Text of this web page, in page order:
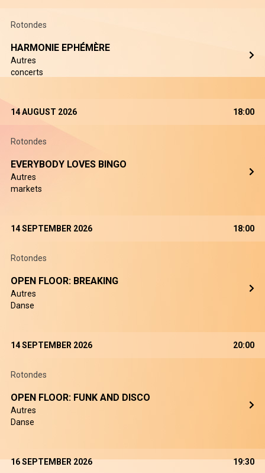
Rotondes
HARMONIE EPHÉMÈRE
Autres
concerts
14 AUGUST 2026 18:00
Rotondes
EVERYBODY LOVES BINGO
Autres
markets
14 SEPTEMBER 2026 18:00
Rotondes
OPEN FLOOR: BREAKING
Autres
Danse
14 SEPTEMBER 2026 20:00
Rotondes
OPEN FLOOR: FUNK AND DISCO
Autres
Danse
16 SEPTEMBER 2026 19:30